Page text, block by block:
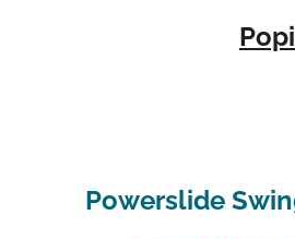
Powerslide